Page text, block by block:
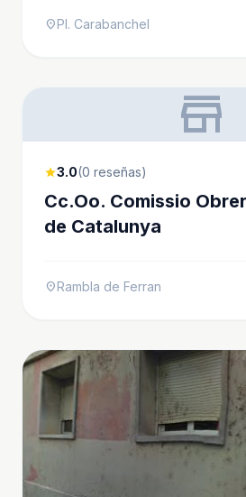
location_onPl. Carabanchel
store
star3.0(0 reseñas)
Cc.Oo. Comissio
de Catalunya
location_onRambla de Ferran